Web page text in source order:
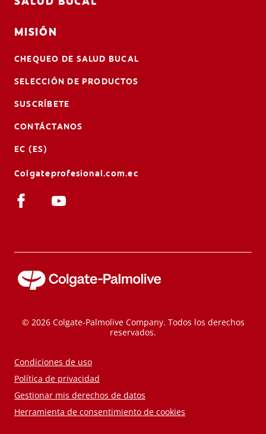
MISIÓN
CHEQUEO DE SALUD BUCAL
SELECCIÓN DE PRODUCTOS
SUSCRÍBETE
CONTÁCTANOS
EC (ES)
Colgateprofesional.com.ec
© 2026 Colgate-Palmolive Company. Todos los derechos
reservados.
Condiciones de uso
Política de privacidad
Gestionar mis derechos de datos
Herramienta de consentimiento de cookies